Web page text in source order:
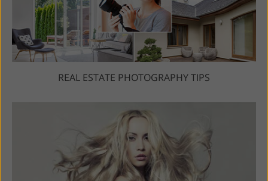
REAL ESTATE PHOTOGRAPHY TIPS